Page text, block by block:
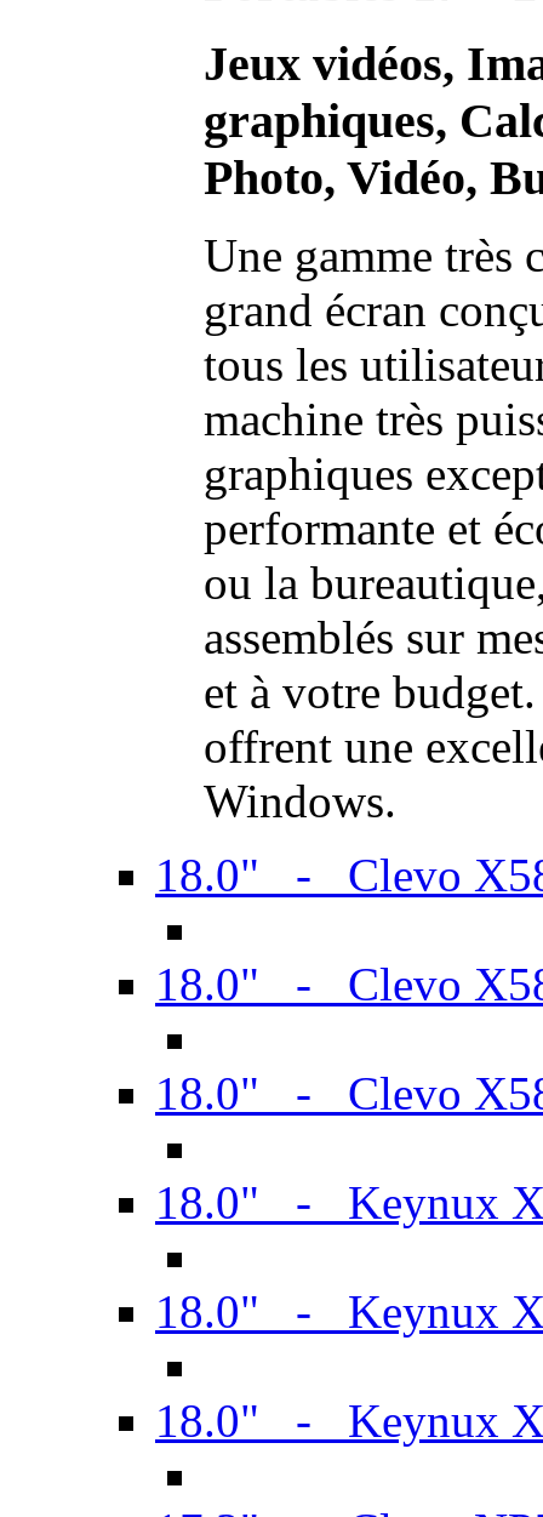
Jeux vidéos,
graphiques,
Photo, Vidéo,
Une gamme très
grand écran
tous les
machine très
graphiques
performante et
ou la
assemblés sur
et à votre
offrent une
Windows.
18.0" - Clevo
18.0" - Clevo
18.0" - Clevo
18.0" - Keynux
18.0" - Keynux
18.0" - Keynux